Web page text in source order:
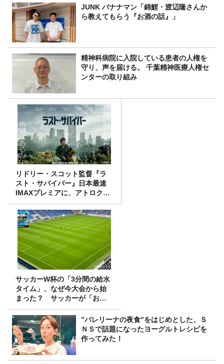
JUNK バナナマン「錦鯉・渡辺隆さんか
ら教えてもらう『お酒の話』」
精神科病院に入院している患者の人権を
守り、声を届ける。 千葉精神医療人権セ
ンターの取り組み
リドリー・スコット監督『ラ
スト・サバイバー』日本最速
IMAXプレミアに、アトロクリ
スナー60名をご招待！
サッカーW杯の「3分間の給水
タイム」、なぜ今大会から始
まった？ サッカーが「お
金」に変わる仕組み
”バレリーナの夜食”をはじめとした、Ｓ
ＮＳで話題になったヨーグルトレシピを
作ってみた！